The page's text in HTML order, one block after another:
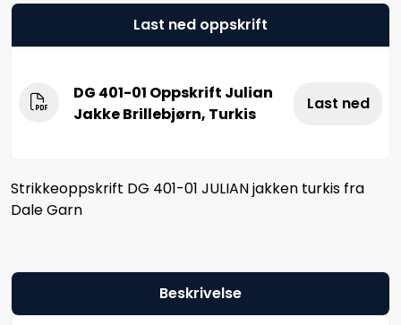
Last ned oppskrift
DG 401-01 Oppskrift Julian
Jakke Brillebjørn, Turkis
Last ned
Strikkeoppskrift DG 401-01 JULIAN jakken turkis fra
Dale Garn
Beskrivelse